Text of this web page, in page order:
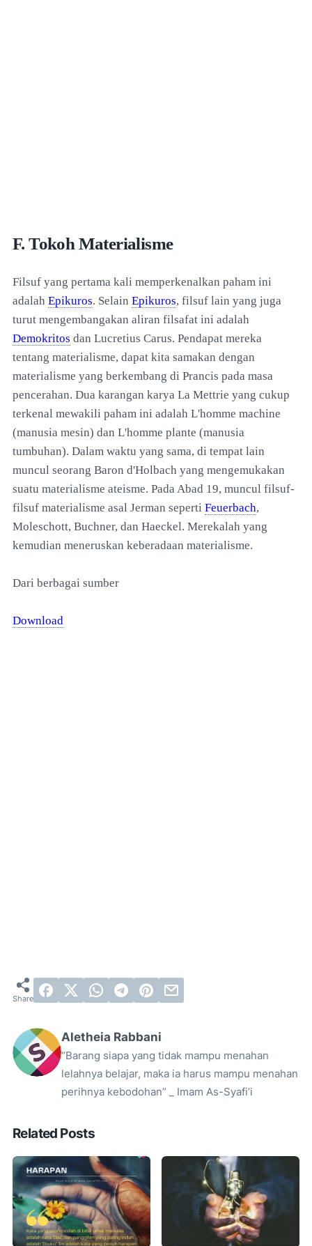
F. Tokoh Materialisme
Filsuf yang pertama kali memperkenalkan paham ini
adalah Epikuros. Selain Epikuros, filsuf lain yang juga
turut mengembangakan aliran filsafat ini adalah
Demokritos dan Lucretius Carus. Pendapat mereka
tentang materialisme, dapat kita samakan dengan
materialisme yang berkembang di Prancis pada masa
pencerahan. Dua karangan karya La Mettrie yang cukup
terkenal mewakili paham ini adalah L'homme machine
(manusia mesin) dan L'homme plante (manusia
tumbuhan). Dalam waktu yang sama, di tempat lain
muncul seorang Baron d'Holbach yang mengemukakan
suatu materialisme ateisme. Pada Abad 19, muncul filsuf-
filsuf materialisme asal Jerman seperti Feuerbach,
Moleschott, Buchner, dan Haeckel. Merekalah yang
kemudian meneruskan keberadaan materialisme.
Dari berbagai sumber
Download
Aletheia Rabbani
“Barang siapa yang tidak mampu menahan
lelahnya belajar, maka ia harus mampu menahan
perihnya kebodohan” _ Imam As-Syafi’i
Related Posts